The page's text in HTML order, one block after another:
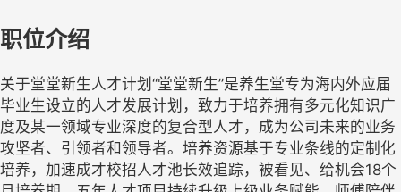
职位介绍
关于堂堂新生人才计划“堂堂新生”是养生堂专为海内外应届
毕业生设立的人才发展计划，致力于培养拥有多元化知识广
度及某一领域专业深度的复合型人才，成为公司未来的业务
攻坚者、引领者和领导者。培养资源基于专业条线的定制化
培养，加速成才校招人才池长效追踪，被看见、给机会18个